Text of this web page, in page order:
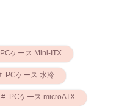
PCケース Mini-ITX
PCケース 水冷
PCケース microATX